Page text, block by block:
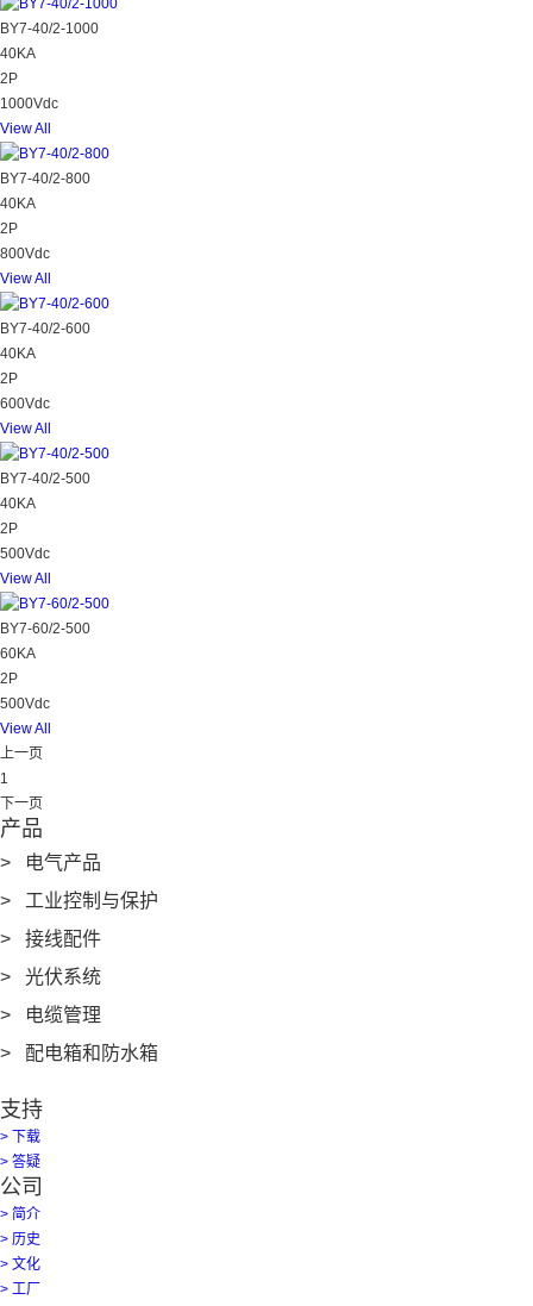
BY7-40/2-1000
40KA
2P
1000Vdc
View All
BY7-40/2-800
40KA
2P
800Vdc
View All
BY7-40/2-600
40KA
2P
600Vdc
View All
BY7-40/2-500
40KA
2P
500Vdc
View All
BY7-60/2-500
60KA
2P
500Vdc
View All
上一页
1
下一页
产品
> 电气产品
> 工业控制与保护
> 接线配件
> 光伏系统
> 电缆管理
> 配电箱和防水箱
支持
> 下载
> 答疑
公司
> 简介
> 历史
> 文化
> 工厂